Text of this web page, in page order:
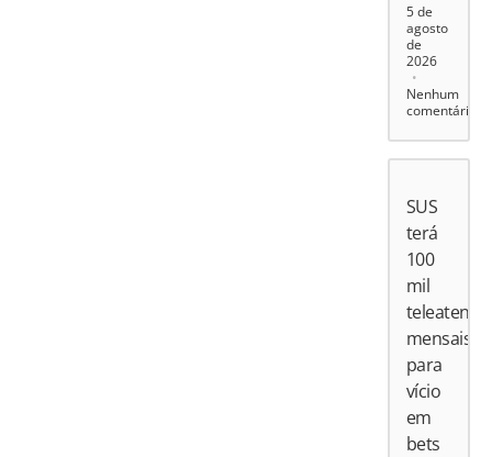
5 de
agosto
de
2026
Nenhum
comentário
SUS
terá
100
mil
mensais
para
vício
em
bets